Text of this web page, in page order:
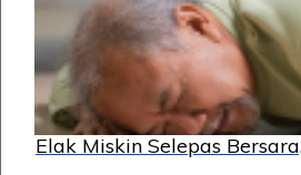
Elak Miskin Selepas